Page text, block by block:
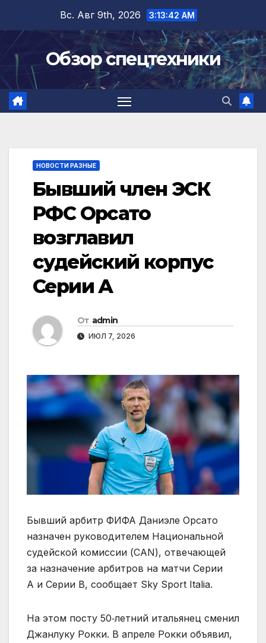
содержимому
Вс. Авг 9th, 2026 3:13:43 AM
Обзор спецтехники
НОВОСТИ РАЗНЫЕ
Бывший член ЭСК
РФС Орсато
возглавил
судейский корпус
Серии А
От admin
ИЮЛ 7, 2026
Бывший арбитр ФИФА Даниэле Орсато
назначен руководителем Национальной
судейской комиссии (CAN), отвечающей
за назначение арбитров на матчи Серии
А и Серии B, сообщает Sky Sport Italia.
На этом посту 50‑летний итальянец сменил
Джанлуку Рокки. В апреле Рокки объявил,